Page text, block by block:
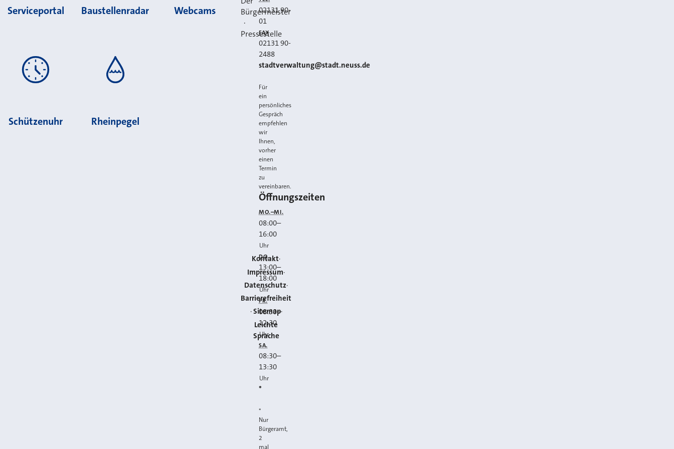
Serviceportal Baustellenradar Webcams
Schützenuhr Rheinpegel
Bürgermeister
·
Pressestelle
Kontakt
Impressum
Datenschutz
Barrierefreiheit
Sitemap
Leichte
Sprache
02131 90-
01
FAX
02131 90-
2488
E-MAIL
stadtverwaltung@stadt.neuss.de
Für
ein
persönliches
Gespräch
empfehlen
wir
Ihnen,
vorher
einen
Termin
zu
vereinbaren.
Öffnungszeiten
MO.–MI.
08:00–
16:00
Uhr
DO.
13:00–
18:00
Uhr
FR.
08:30–
12:30
Uhr
SA.
08:30–
13:30
Uhr
*
*
Nur
Bürgeramt,
2
mal